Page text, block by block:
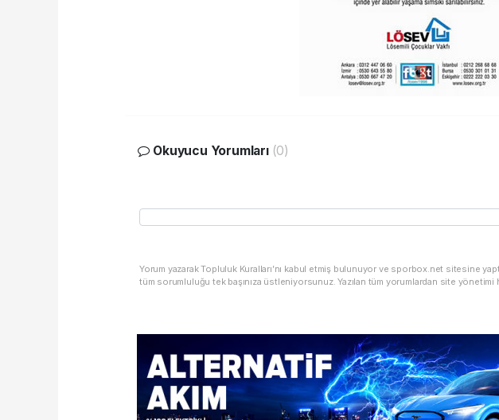
Okuyucu Yorumları (0)
Yorum yazarak Topluluk Kuralları’nı kabul etmiş bulunuyor ve sporbox.net sitesine
tüm sorumluluğu tek başınıza üstleniyorsunuz. Yazılan tüm yorumlardan site